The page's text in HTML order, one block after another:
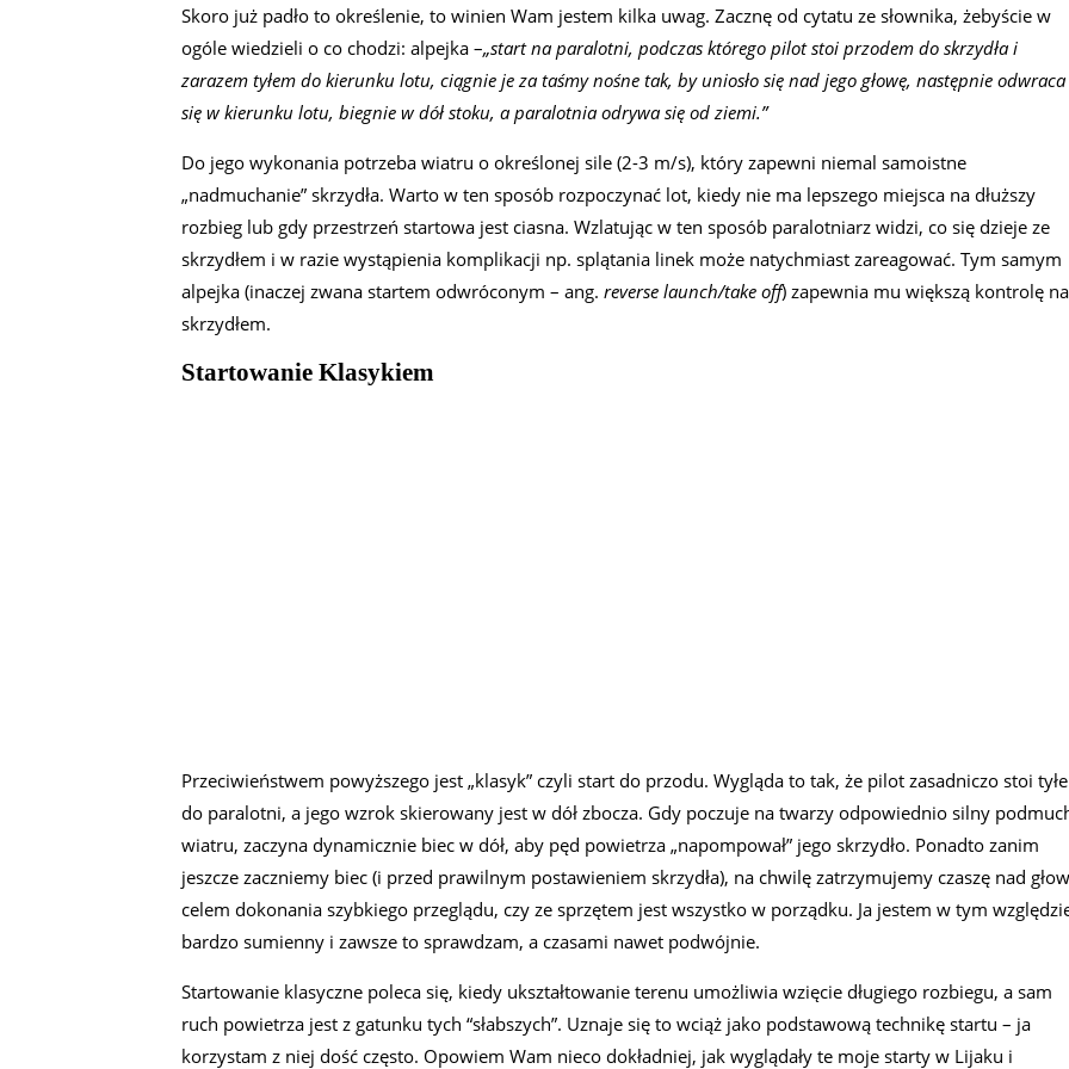
Skoro już padło to określenie, to winien Wam jestem kilka uwag. Zacznę od cytatu ze słownika, żebyście w
ogóle wiedzieli o co chodzi: alpejka –„start na paralotni, podczas którego pilot stoi przodem do skrzydła i
zarazem tyłem do kierunku lotu, ciągnie je za taśmy nośne tak, by uniosło się nad jego głowę, następnie odwraca
się w kierunku lotu, biegnie w dół stoku, a paralotnia odrywa się od ziemi.”
Do jego wykonania potrzeba wiatru o określonej sile (2-3 m/s), który zapewni niemal samoistne
„nadmuchanie” skrzydła. Warto w ten sposób rozpoczynać lot, kiedy nie ma lepszego miejsca na dłuższy
rozbieg lub gdy przestrzeń startowa jest ciasna. Wzlatując w ten sposób paralotniarz widzi, co się dzieje ze
skrzydłem i w razie wystąpienia komplikacji np. splątania linek może natychmiast zareagować. Tym samym
alpejka (inaczej zwana startem odwróconym – ang. reverse launch/take off) zapewnia mu większą kontrolę
skrzydłem.
Startowanie Klasykiem
Przeciwieństwem powyższego jest „klasyk” czyli start do przodu. Wygląda to tak, że pilot zasadniczo stoi
do paralotni, a jego wzrok skierowany jest w dół zbocza. Gdy poczuje na twarzy odpowiednio silny
wiatru, zaczyna dynamicznie biec w dół, aby pęd powietrza „napompował” jego skrzydło. Ponadto zanim
jeszcze zaczniemy biec (i przed prawilnym postawieniem skrzydła), na chwilę zatrzymujemy czaszę nad
celem dokonania szybkiego przeglądu, czy ze sprzętem jest wszystko w porządku. Ja jestem w tym
bardzo sumienny i zawsze to sprawdzam, a czasami nawet podwójnie.
Startowanie klasyczne poleca się, kiedy ukształtowanie terenu umożliwia wzięcie długiego rozbiegu, a sam
ruch powietrza jest z gatunku tych “słabszych”. Uznaje się to wciąż jako podstawową technikę startu – ja
korzystam z niej dość często. Opowiem Wam nieco dokładniej, jak wyglądały te moje starty w Lijaku i